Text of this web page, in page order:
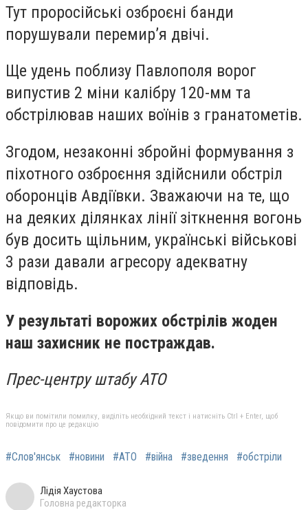
Тут проросійські озброєні банди
порушували перемир’я двічі.
Ще удень поблизу Павлополя ворог
випустив 2 міни калібру 120-мм та
обстрілював наших воїнів з гранатометів.
Згодом, незаконні збройні формування з
піхотного озброєння здійснили обстріл
оборонців Авдіївки. Зважаючи на те, що
на деяких ділянках лінії зіткнення вогонь
був досить щільним, українські військові
3 рази давали агресору адекватну
відповідь.
У результаті ворожих обстрілів жоден
наш захисник не постраждав.
Прес-центру штабу АТО
Якщо ви помітили помилку, виділіть необхідний текст і натисніть Ctrl + Enter, щоб
повідомити про це редакцію
#Слов'янськ #новини #АТО #війна #зведення #обстріли
Лідія Хаустова
Головна редакторка